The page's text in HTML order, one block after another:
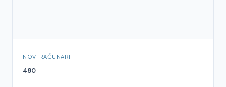
NOVI RAČUNARI
480